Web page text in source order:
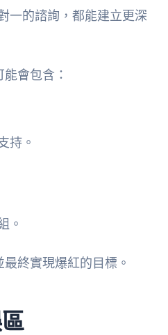
一的諮詢，都能建立更深
會包含：
持。
。
終實現爆紅的目標。